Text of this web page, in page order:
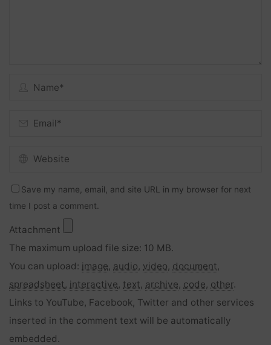
Save my name, email, and site URL in my browser for next
time I post a comment.
Attachment
The maximum upload file size: 10 MB.
You can upload: image, audio, video, document,
spreadsheet, interactive, text, archive, code, other.
Links to YouTube, Facebook, Twitter and other services
inserted in the comment text will be automatically
embedded.